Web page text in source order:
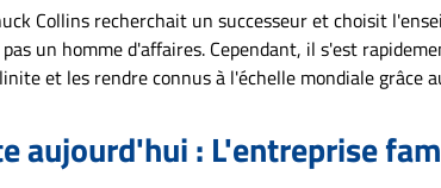
les peintures
exposées
résistance à
la saleté Idéal
utilisable toute
: 266 ml ou
Collins recherchait un successeur et choisit
un homme d'affaires. Cependant, il s'est
et les rendre connus à l'échelle mondiale grâce
aujourd'hui : L'entreprise